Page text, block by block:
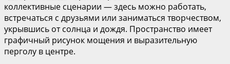
коллективные сценарии — здесь можно работать,
встречаться с друзьями или заниматься творчеством,
укрывшись от солнца и дождя. Пространство имеет
графичный рисунок мощения и выразительную
перголу в центре.